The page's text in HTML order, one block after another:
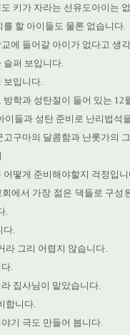
키가 자라는 선유도아이는
를 할 아이들도 물론 없습니다.
에 들어갈 아이가 없다고 생
슬퍼 보입니다.
보입니다.
방학과 성탄절이 들어 있는 12
이들과 성탄 준비로 난리법석
고구마의 달콤함과 난롯가의
어떻게 준비해야할지 걱정입
에서 가장 젊은 댁들로 구성
.
다.
라 그리 어렵지 않습니다.
.
집사님이 맡았습니다.
합니다.
기 극도 만들어 봅니다.